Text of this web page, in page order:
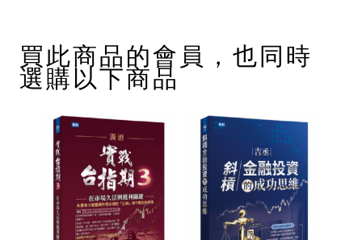
買此商品的會員，也同時
選購以下商品